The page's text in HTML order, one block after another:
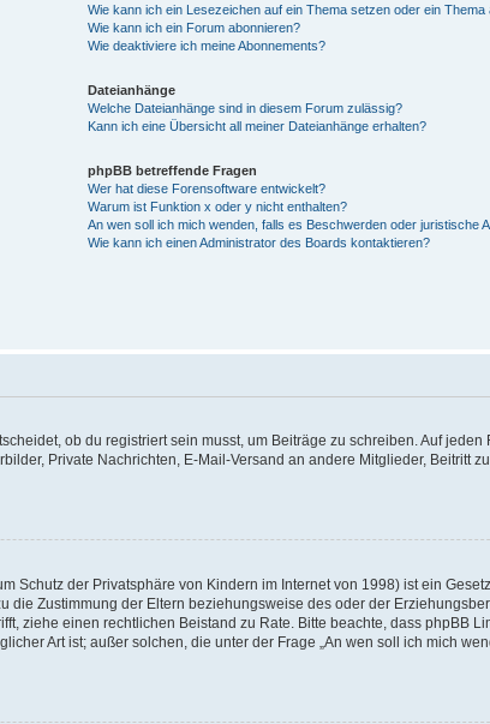
Wie kann ich ein Lesezeichen auf ein Thema setzen oder ein Thema
Wie kann ich ein Forum abonnieren?
Wie deaktiviere ich meine Abonnements?
Dateianhänge
Welche Dateianhänge sind in diesem Forum zulässig?
Kann ich eine Übersicht all meiner Dateianhänge erhalten?
phpBB betreffende Fragen
Wer hat diese Forensoftware entwickelt?
Warum ist Funktion x oder y nicht enthalten?
An wen soll ich mich wenden, falls es Beschwerden oder juristische
Wie kann ich einen Administrator des Boards kontaktieren?
ob du registriert sein musst, um Beiträge zu schreiben. Auf
Private Nachrichten, E-Mail-Versand an andere Mitglieder, Beitritt
Schutz der Privatsphäre von Kindern im Internet von 1998) ist ein
Zustimmung der Eltern beziehungsweise des oder der
ziehe einen rechtlichen Beistand zu Rate. Bitte beachte, dass phpBB
Art ist; außer solchen, die unter der Frage „An wen soll ich mich